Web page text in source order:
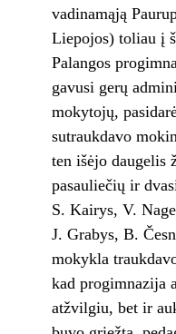
vadinamąją
Liepojos) toliau į
Palangos
gavusi gerų
mokytojų,
sutraukdavo
ten išėjo daugelis
pasauliečių ir
S. Kairys, V.
J. Grabys, B.
mokykla
kad progimna­zija
atžvilgiu, bet ir